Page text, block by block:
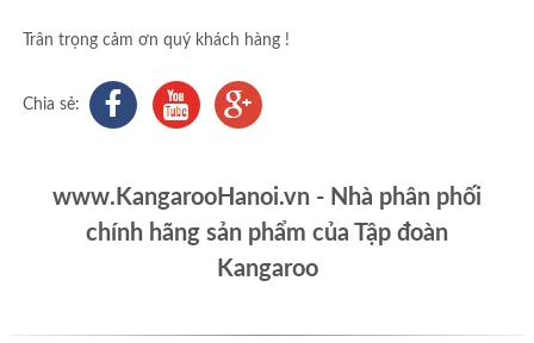
Trân trọng cảm ơn quý khách hàng !
Chia sẻ:
www.KangarooHanoi.vn - Nhà phân phối
chính hãng sản phẩm của Tập đoàn
Kangaroo